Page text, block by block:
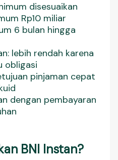
disesuaikan
Rp10 miliar
6 bulan hingga
lebih rendah karena
obligasi
pinjaman cepat
dengan pembayaran
BNI Instan?